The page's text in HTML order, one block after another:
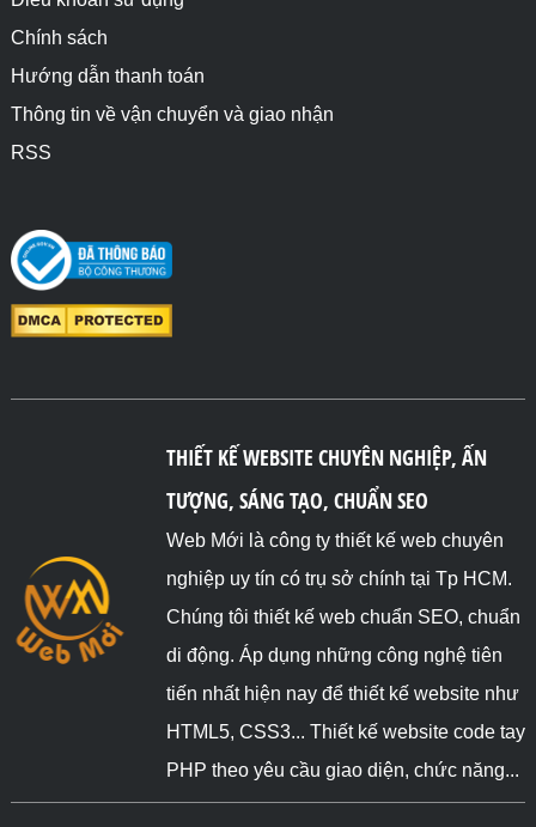
Chính sách
Hướng dẫn thanh toán
Thông tin về vận chuyển và giao nhận
RSS
THIẾT KẾ WEBSITE CHUYÊN NGHIỆP, ẤN
TƯỢNG, SÁNG TẠO, CHUẨN SEO
Web Mới là công ty thiết kế web chuyên
nghiệp uy tín có trụ sở chính tại Tp HCM.
Chúng tôi thiết kế web chuẩn SEO, chuẩn
di động. Áp dụng những công nghệ tiên
tiến nhất hiện nay để thiết kế website như
HTML5, CSS3... Thiết kế website code tay
PHP theo yêu cầu giao diện, chức năng...